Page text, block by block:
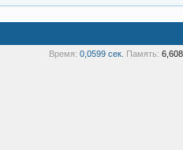
Время: 0,0599 сек. Память: